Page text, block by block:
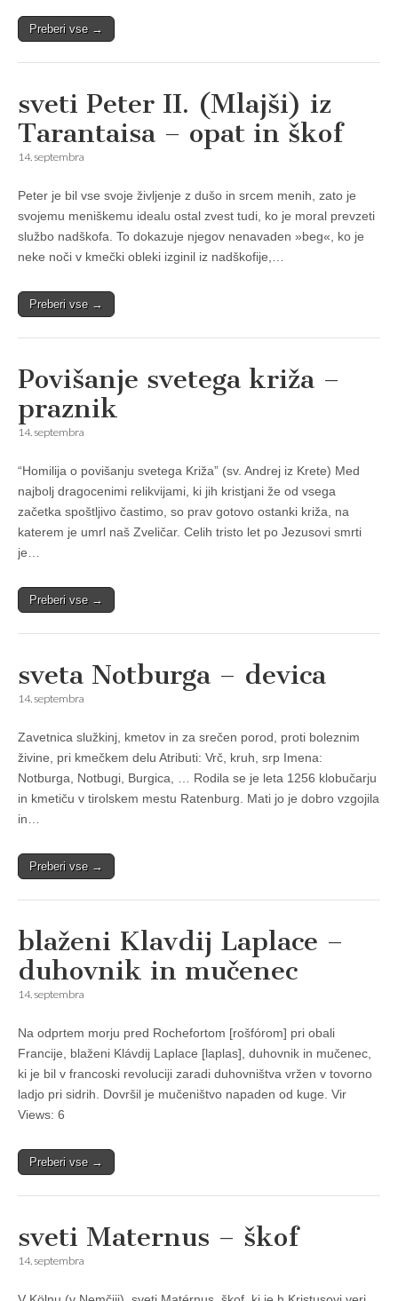
Preberi vse →
sveti Peter II. (Mlajši) iz
Tarantaisa – opat in škof
14. septembra
Peter je bil vse svoje življenje z dušo in srcem menih, zato je
svojemu meniškemu idealu ostal zvest tudi, ko je moral prevzeti
službo nadškofa. To dokazuje njegov nenavaden »beg«, ko je
neke noči v kmečki obleki izginil iz nadškofije,…
Preberi vse →
Povišanje svetega križa –
praznik
14. septembra
“Homilija o povišanju svetega Križa” (sv. Andrej iz Krete) Med
najbolj dragocenimi relikvijami, ki jih kristjani že od vsega
začetka spoštljivo častimo, so prav gotovo ostanki križa, na
katerem je umrl naš Zveličar. Celih tristo let po Jezusovi smrti
je…
Preberi vse →
sveta Notburga – devica
14. septembra
Zavetnica služkinj, kmetov in za srečen porod, proti boleznim
živine, pri kmečkem delu Atributi: Vrč, kruh, srp Imena:
Notburga, Notbugi, Burgica, … Rodila se je leta 1256 klobučarju
in kmetiču v tirolskem mestu Ratenburg. Mati jo je dobro vzgojila
in…
Preberi vse →
blaženi Klavdij Laplace –
duhovnik in mučenec
14. septembra
Na odprtem morju pred Rochefortom [rošfórom] pri obali
Francije, blaženi Klávdij Laplace [laplas], duhovnik in mučenec,
ki je bil v francoski revoluciji zaradi duhovništva vržen v tovorno
ladjo pri sidrih. Dovršil je mučeništvo napaden od kuge. Vir
Views: 6
Preberi vse →
sveti Maternus – škof
14. septembra